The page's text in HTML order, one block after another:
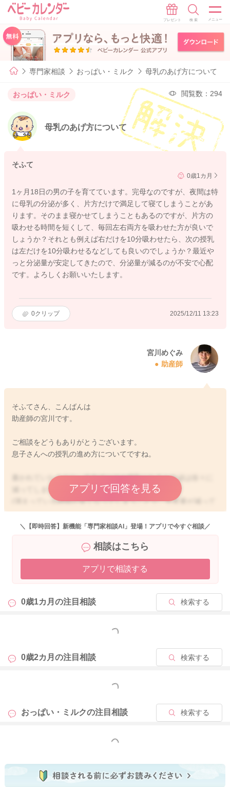
専門家相談 おっぱい・ミルク 母乳のあげ方について
おっぱい・ミルク 閲覧数：294
母乳のあげ方について
そふて
0歳1カ月
1ヶ月18日の男の子を育てています。完母なのですが、夜間は特
に母乳の分泌が多く、片方だけで満足して寝てしまうことがあ
ります。そのまま寝かせてしまうこともあるのですが、片方の
吸わせる時間を短くして、毎回左右両方を吸わせた方が良いで
しょうか？それとも例えば右だけを10分吸わせたら、次の授乳
は左だけを10分吸わせるなどしても良いのでしょうか？最近や
っと分泌量が安定してきたので、分泌量が減るのが不安で心配
です。よろしくお願いいたします。
0クリップ 2025/12/11 13:23
宮川めぐみ
助産師
そふてさん、こんばんは
助産師の宮川です。
ご相談をどうもありがとうございます。
息子さんへの授乳の進め方についてですね。
書かれていたように、片方ずつでの授乳になると分泌は徐々に
減ってしまいます。
(溜まっている時間が長くなってしまうことで、生産量が減って
くることになります。)
なので短時間ででも両方を吸ってもらうようにされるのがいい
どうぞよろしくお願いします。
アプリで回答を見る
2025/12/11 23:18
＼【即時回答】新機能「専門家相談AI」登場！アプリで今すぐ相談／
相談はこちら
アプリで相談する
0歳1カ月の注目相談 検索する
もっと見る
0歳2カ月の注目相談 検索する
もっと見る
おっぱい・ミルクの注目相談 検索する
もっと見る